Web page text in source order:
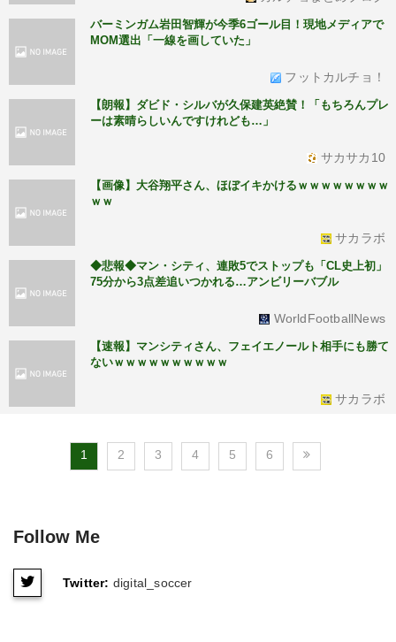
バーミンガム岩田智輝が今季6ゴール目！現地メディアで
MOM選出「一線を画していた」
フットカルチョ！
【朗報】ダビド・シルバが久保建英絶賛！「もちろんプレ
ーは素晴らしいんですけれども…」
サカサカ10
【画像】大谷翔平さん、ほぼイキかけるｗｗｗｗｗｗｗｗ
ｗｗ
サカラボ
◆悲報◆マン・シティ、連敗5でストップも「CL史上初」
75分から3点差追いつかれる…アンビリーバブル
WorldFootballNews
【速報】マンシティさん、フェイエノールト相手にも勝て
ないｗｗｗｗｗｗｗｗｗｗ
サカラボ
1 2 3 4 5 6
Follow Me
Twitter: digital_soccer